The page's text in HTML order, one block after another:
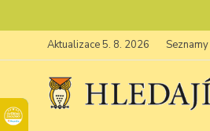
Aktualizace 5. 8. 2026 Seznamy